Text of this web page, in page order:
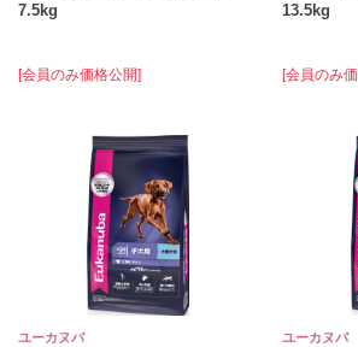
7.5kg
[会員のみ価格公開]
13.5kg
[会員のみ
ユーカヌバ ユーカヌバ